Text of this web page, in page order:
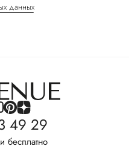
данных
49 29
бесплатно